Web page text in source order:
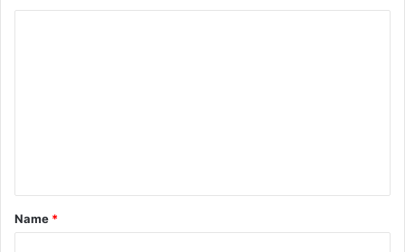
*
Name *